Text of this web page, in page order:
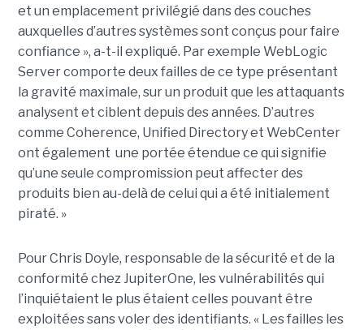
et un emplacement privilégié dans des couches
auxquelles d’autres systèmes sont conçus pour faire
confiance », a-t-il expliqué. Par exemple WebLogic
Server comporte deux failles de ce type présentant
la gravité maximale, sur un produit que les attaquants
analysent et ciblent depuis des années. D’autres
comme Coherence, Unified Directory et WebCenter
ont également une portée étendue ce qui signifie
qu’une seule compromission peut affecter des
produits bien au-delà de celui qui a été initialement
piraté. »
Pour Chris Doyle, responsable de la sécurité et de la
conformité chez JupiterOne, les vulnérabilités qui
l’inquiétaient le plus étaient celles pouvant être
exploitées sans voler des identifiants. « Les failles les